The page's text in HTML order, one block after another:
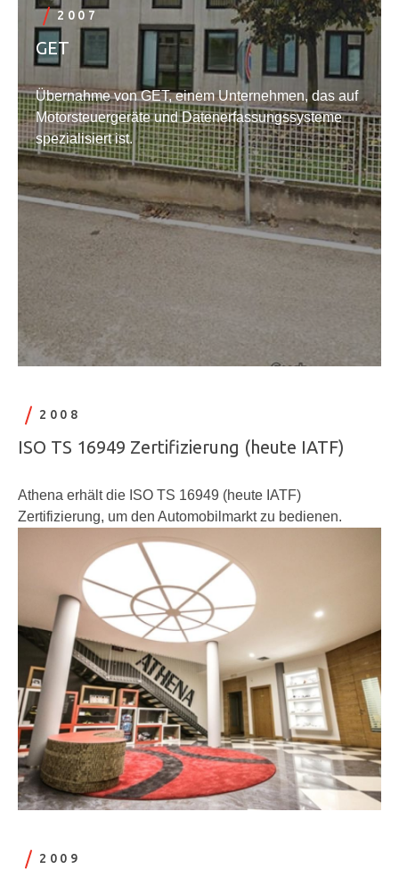
2007
GET
Übernahme von GET, einem Unternehmen, das auf
Motorsteuergeräte und Datenerfassungssysteme
spezialisiert ist.
2008
ISO TS 16949 Zertifizierung (heute IATF)
Athena erhält die ISO TS 16949 (heute IATF)
Zertifizierung, um den Automobilmarkt zu bedienen.
2009